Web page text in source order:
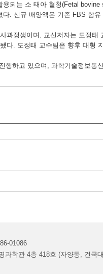
되는 소 태아 혈청(Fetal
. 신규 배양액은 기존 FBS 함
과정생이며, 교신저자는 도정
다. 도정태 교수팀은 향후 대형
행하고 있으며, 과학기술정보
01086
과학관 4층 418호 (자양동, 건국